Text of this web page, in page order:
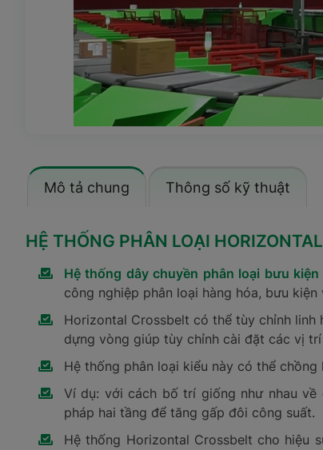
Mô tả chung Thông số kỹ thuật
HỆ THỐNG PHÂN LOẠI HORIZONTAL
Hệ thống dây chuyền phân loại bưu
công nghiệp phân loại hàng hóa, bưu
Horizontal Crossbelt có thể tùy chỉnh
dựng vòng giúp tùy chỉnh cài đặt các vị
Hệ thống phân loại kiểu này có thể
Ví dụ: với cách bố trí giống như nhau
pháp hai tầng để tăng gấp đôi công suất.
Hệ thống Horizontal Crossbelt cho hiệu